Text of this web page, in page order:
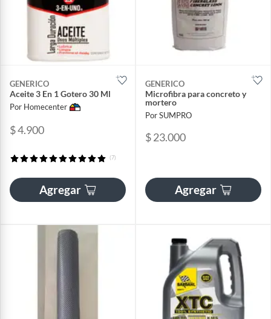
GENERICO
Aceite 3 En 1 Gotero 30 Ml
Por Homecenter
$ 4.900
(7)
Agregar
GENERICO
Microfibra para concreto y
mortero
Por SUMPRO
$ 23.000
Agregar